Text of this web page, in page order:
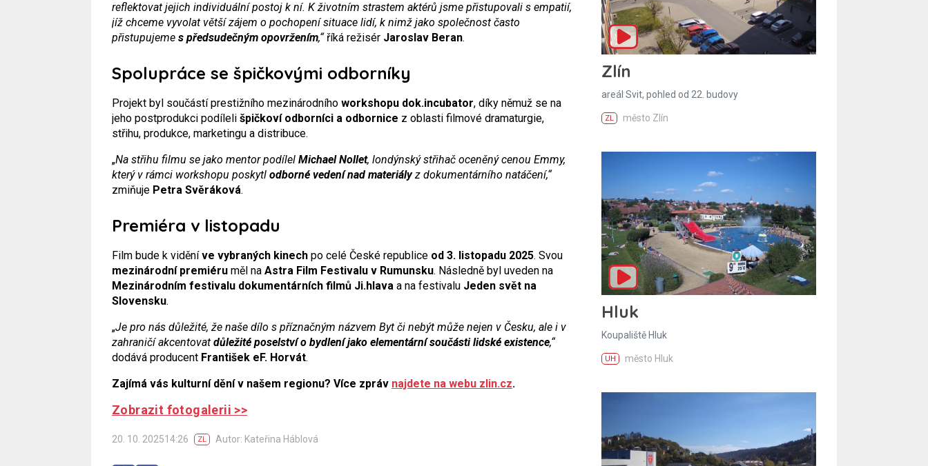
reflektovat jejich individuální postoj k ní. K životním strastem aktérů jsme přistupovali s empatií,
jíž chceme vyvolat větší zájem o pochopení situace lidí, k nimž jako společnost často
přistupujeme s předsudečným opovržením,“říká režisér Jaroslav Beran.
Spolupráce se špičkovými odborníky
Projekt byl součástí prestižního mezinárodního workshopu dok.incubator, díky němuž se na
jeho postprodukci podíleli špičkoví odborníci a odbornice z oblasti filmové dramaturgie,
střihu, produkce, marketingu a distribuce.
„Na střihu filmu se jako mentor podílel Michael Nollet, londýnský střihač oceněný cenou Emmy,
který v rámci workshopu poskytl odborné vedení nad materiályz dokumentárního natáčení,“
zmiňuje Petra Svěráková.
Premiéra v listopadu
Film bude k viděníve vybraných kinech po celé České republice od 3. listopadu 2025. Svou
mezinárodní premiéru měl na Astra Film Festivalu v Rumunsku. Následně byl uveden na
Mezinárodním festivalu dokumentárních filmů Ji.hlava a na festivalu Jeden svět na
Slovensku.
„Je pro nás důležité, že naše dílo s příznačným názvem Byt či nebýt může nejen v Česku, ale i v
zahraničí akcentovat důležité poselství o bydlení jako elementární součásti lidské existence,“
dodává producent František eF. Horvát.
Zajímá vás kulturní dění v našem regionu? Více zpráv najdete na webu zlin.cz.
Zobrazit fotogalerii >>
20. 10. 202514:26 ZL Autor: Kateřina Háblová
Zlín
areál Svit, pohled od 22. budovy
ZL město Zlín
Hluk
Koupaliště Hluk
UH město Hluk